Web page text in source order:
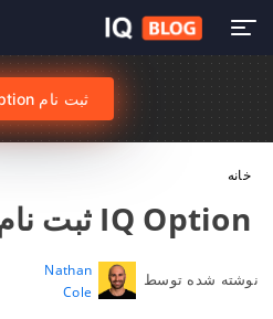
ثبت نام IQ Option
خانه
IQ Option ثبت نام کنید
نوشته شده توسط
Nathan
Cole